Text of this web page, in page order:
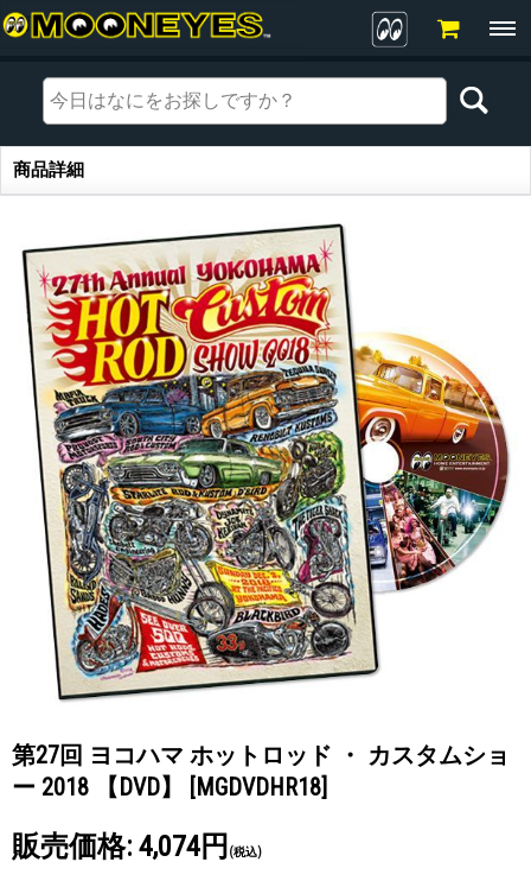
商品詳細
商品詳細
第27回 ヨコハマ ホットロッド ・ カスタムショ
ー 2018 【DVD】
[MGDVDHR18]
販売価格: 4,074円 (税込)